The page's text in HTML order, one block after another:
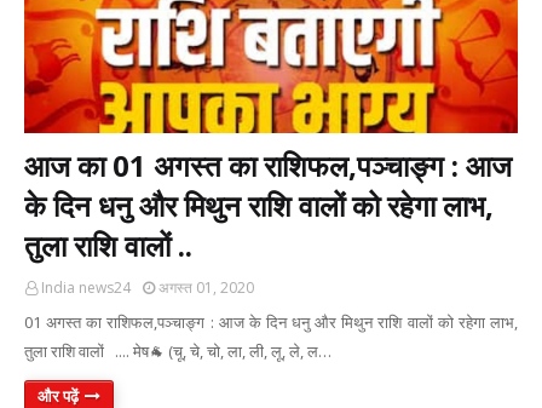
आज का 01 अगस्त का राशिफल,पञ्चाङ्ग : आज
के दिन धनु और मिथुन राशि वालों को रहेगा लाभ,
तुला राशि वालों ..
India news24 अगस्त 01, 2020
01 अगस्त का राशिफल,पञ्चाङ्ग : आज के दिन धनु और मिथुन राशि वालों को रहेगा लाभ,
तुला राशि वालों .... मेष🐐 (चू, चे, चो, ला, ली, लू, ले, ल…
और पढ़ें